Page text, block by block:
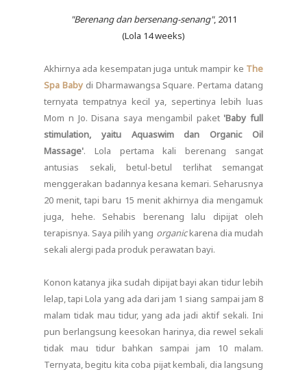
"Berenang dan bersenang-senang", 2011
(Lola 14 weeks)
Akhirnya ada kesempatan juga untuk mampir ke The
Spa Babydi Dharmawangsa Square. Pertama datang
ternyata tempatnya kecil ya, sepertinya lebih luas
Mom n Jo. Disana saya mengambil paket 'Baby full
stimulation, yaitu Aquaswim dan Organic Oil
Massage'. Lola pertama kali berenang sangat
antusias sekali, betul-betul terlihat semangat
menggerakan badannya kesana kemari. Seharusnya
20 menit, tapi baru 15 menit akhirnya dia mengamuk
juga, hehe. Sehabis berenang lalu dipijat oleh
terapisnya. Saya pilih yang organickarena dia mudah
sekali alergi pada produk perawatan bayi.
Konon katanya jika sudah dipijat bayi akan tidur lebih
lelap, tapi Lola yang ada dari jam 1 siang sampai jam 8
malam tidak mau tidur, yang ada jadi aktif sekali. Ini
pun berlangsung keesokan harinya, dia rewel sekali
tidak mau tidur bahkan sampai jam 10 malam.
Ternyata, begitu kita coba pijat kembali, dia langsung